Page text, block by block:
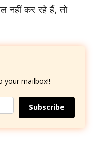
नहीं कर रहे हैं, तो
your mailbox!!
Subscribe